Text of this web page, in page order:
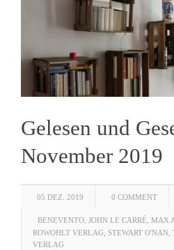
Gelesen und
November 2019
05 DEZ. 2019 0 COMMENT
BENEVENTO JOHN LE CARRÉ MAX
ROWOHLT VERLAG STEWART O'NAN
VERLAG